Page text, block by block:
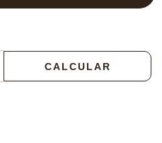
CALCULAR